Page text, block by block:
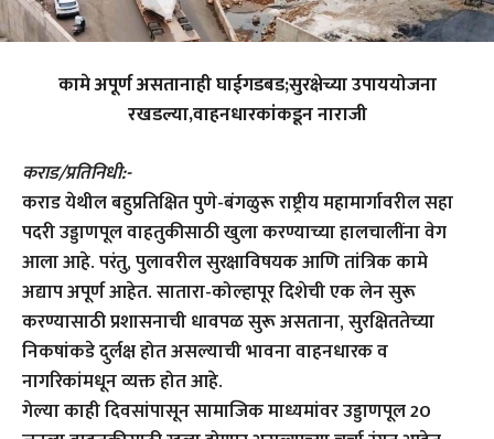
कामे अपूर्ण असतानाही घाईगडबड;सुरक्षेच्या उपाययोजना
रखडल्या,वाहनधारकांकडून नाराजी
कराड/प्रतिनिधी:-
कराड येथील बहुप्रतिक्षित पुणे-बंगळुरू राष्ट्रीय महामार्गावरील सहा
पदरी उड्डाणपूल वाहतुकीसाठी खुला करण्याच्या हालचालींना वेग
आला आहे. परंतु, पुलावरील सुरक्षाविषयक आणि तांत्रिक कामे
अद्याप अपूर्ण आहेत. सातारा-कोल्हापूर दिशेची एक लेन सुरू
करण्यासाठी प्रशासनाची धावपळ सुरू असताना, सुरक्षिततेच्या
निकषांकडे दुर्लक्ष होत असल्याची भावना वाहनधारक व
नागरिकांमधून व्यक्त होत आहे.
गेल्या काही दिवसांपासून सामाजिक माध्यमांवर उड्डाणपूल 20